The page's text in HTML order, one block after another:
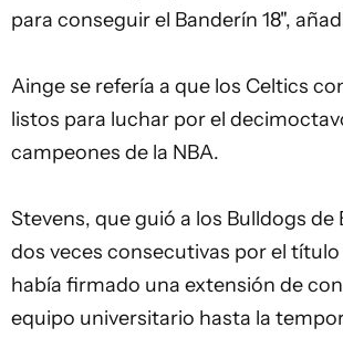
para conseguir el Banderín 18",
Ainge se refería a que los Celtics
listos para luchar por el
campeones de la NBA.
Stevens, que guió a los Bulldogs de
dos veces consecutivas por el título
había firmado una extensión de
equipo universitario hasta la